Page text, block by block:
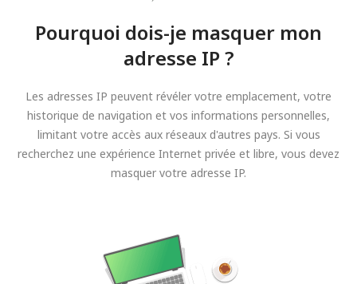
Pourquoi dois-je masquer mon
adresse IP ?
Les adresses IP peuvent révéler votre emplacement, votre
historique de navigation et vos informations personnelles,
limitant votre accès aux réseaux d'autres pays. Si vous
recherchez une expérience Internet privée et libre, vous devez
masquer votre adresse IP.